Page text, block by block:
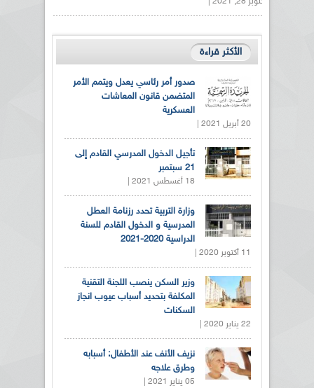
الأكثر قراءة
صدور أمر رئاسي يعدل ويتمم الأمر
المتضمن قانون المعاشات
العسكرية
20 أبريل 2021 |
تأجيل الدخول المدرسي القادم إلى
21 سبتمبر
18 أغسطس 2021 |
وزارة التربية تحدد رزنامة العطل
المدرسية و الدخول القادم للسنة
الدراسية 2020-2021
11 أكتوبر 2020 |
وزير السكن ينصب اللجنة التقنية
المكلفة بتحديد أسباب عيوب انجاز
السكنات
22 يناير 2020 |
نزيف الأنف عند الأطفال: أسبابه
وطرق علاجه
05 يناير 2021 |